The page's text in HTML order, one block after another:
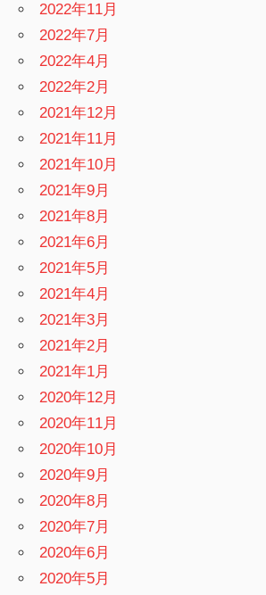
2022年11月
2022年7月
2022年4月
2022年2月
2021年12月
2021年11月
2021年10月
2021年9月
2021年8月
2021年6月
2021年5月
2021年4月
2021年3月
2021年2月
2021年1月
2020年12月
2020年11月
2020年10月
2020年9月
2020年8月
2020年7月
2020年6月
2020年5月